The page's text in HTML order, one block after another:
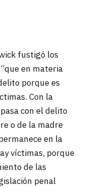
fustigó los
en materia
porque es
Con la
con el delito
o de la madre
en la
víctimas, porque
de las
penal